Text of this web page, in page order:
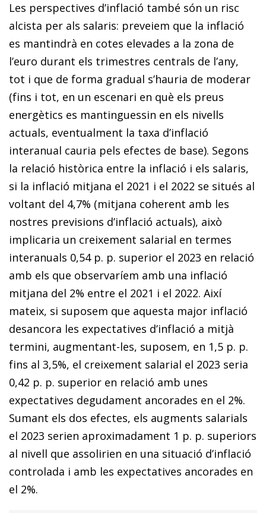
Les perspectives d’inflació també són un risc
alcista per als salaris: preveiem que la inflació
es mantindrà en cotes elevades a la zona de
l’euro durant els trimestres centrals de l’any,
tot i que de forma gradual s’hauria de moderar
(fins i tot, en un escenari en què els preus
energètics es mantinguessin en els nivells
actuals, eventualment la taxa d’inflació
interanual cauria pels efectes de base). Segons
la relació històrica entre la inflació i els salaris,
si la inflació mitjana el 2021 i el 2022 se situés al
voltant del 4,7% (mitjana coherent amb les
nostres previsions d’inflació actuals), això
implicaria un creixement salarial en termes
interanuals 0,54 p. p. superior el 2023 en relació
amb els que observaríem amb una inflació
mitjana del 2% entre el 2021 i el 2022. Així
mateix, si suposem que aquesta major inflació
desancora les expectatives d’inflació a mitjà
termini, augmentant-les, suposem, en 1,5 p. p.
fins al 3,5%, el creixement salarial el 2023 seria
0,42 p. p. superior en relació amb unes
expectatives degudament ancorades en el 2%.
Sumant els dos efectes, els augments salarials
el 2023 serien aproximadament 1 p. p. superiors
al nivell que assolirien en una situació d’inflació
controlada i amb les expectatives ancorades en
el 2%.